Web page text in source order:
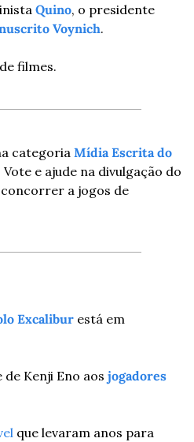
Quino
Voynich.
de filmes.
categoria Mídia Escrita do
Vote e ajude na divulgação do
a jogos de
Excalibur está em
de Kenji Eno aos jogadores
que levaram anos para